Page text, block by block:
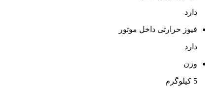
دارد
فیوز حرارتی داخل موتور
دارد
وزن
5 کیلوگرم